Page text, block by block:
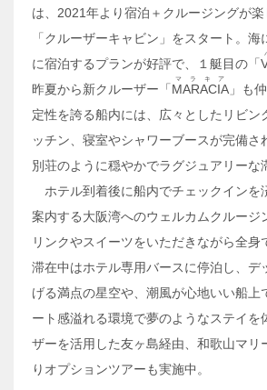
は、2021年より宿泊＋クルージングが
「クルーザーキャビン」をスタート。
に宿泊するプランが好評で、１艇目の「
昨夏から新クルーザー「 MARACIA
マラキア
」も
定性を誇る船内には、広々としたリビン
ッチン、寝室やシャワーブースが完備さ
別荘のように穏やかでラグジュアリーな
ホテル到着後に船内でチェックインを
案内する大阪湾へのウェルカムクルージ
リンクやスイーツをいただきながら全身
滞在中はホテル専用バースに停泊し、デ
げる満点の星空や、潮風が心地いい船上
ート感溢れる環境で夢のようなステイを
ザーを活用した友ヶ島経由、和歌山マリ
りオプションツアーも実施中。